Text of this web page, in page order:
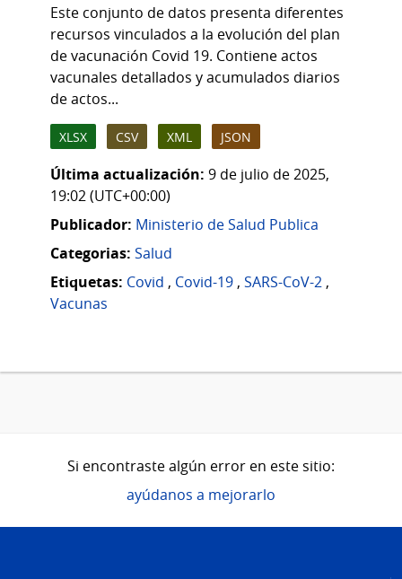
Este conjunto de datos presenta diferentes
recursos vinculados a la evolución del plan
de vacunación Covid 19. Contiene actos
vacunales detallados y acumulados diarios
de actos...
XLSX CSV XML JSON
Última actualización: 9 de julio de 2025,
19:02 (UTC+00:00)
Publicador: Ministerio de Salud Publica
Categorias: Salud
Etiquetas: Covid , Covid-19 , SARS-CoV-2 ,
Vacunas
Si encontraste algún error en este sitio:
ayúdanos a mejorarlo